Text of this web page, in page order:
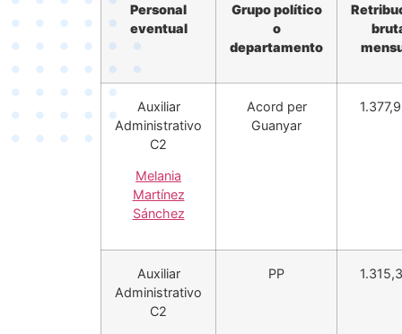
Personal
eventual
Grupo político
o
departamento
Auxiliar
Administrativo
C2
Melania
Martínez
Sánchez
Acord per
Guanyar
Auxiliar
Administrativo
C2
PP